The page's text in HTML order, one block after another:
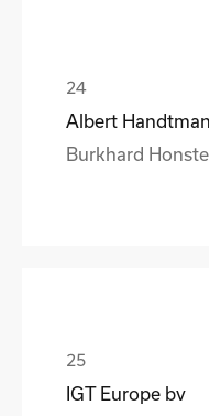
Albert
Burkhard
IGT Europe bv